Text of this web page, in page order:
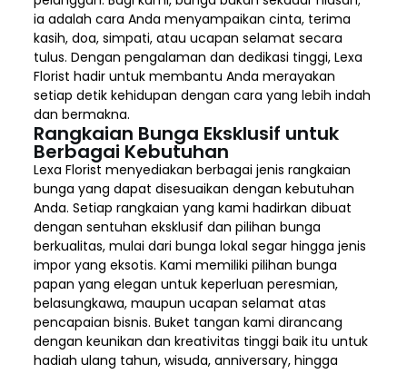
ia adalah cara Anda menyampaikan cinta, terima
kasih, doa, simpati, atau ucapan selamat secara
tulus. Dengan pengalaman dan dedikasi tinggi, Lexa
Florist hadir untuk membantu Anda merayakan
setiap detik kehidupan dengan cara yang lebih indah
dan bermakna.
Rangkaian Bunga Eksklusif untuk
Berbagai Kebutuhan
Lexa Florist menyediakan berbagai jenis rangkaian
bunga yang dapat disesuaikan dengan kebutuhan
Anda. Setiap rangkaian yang kami hadirkan dibuat
dengan sentuhan eksklusif dan pilihan bunga
berkualitas, mulai dari bunga lokal segar hingga jenis
impor yang eksotis. Kami memiliki pilihan bunga
papan yang elegan untuk keperluan peresmian,
belasungkawa, maupun ucapan selamat atas
pencapaian bisnis. Buket tangan kami dirancang
dengan keunikan dan kreativitas tinggi baik itu untuk
hadiah ulang tahun, wisuda, anniversary, hingga